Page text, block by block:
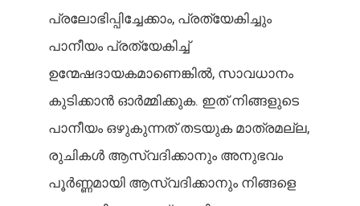
പ്രലോഭിപ്പിച്ചേക്കാം, പ്രത്യേകിച്ചും
പാനീയം പ്രത്യേകിച്ച്
ഉന്മേഷദായകമാണെങ്കിൽ, സാവധാനം
കുടിക്കാൻ ഓർമ്മിക്കുക. ഇത് നിങ്ങളുടെ
പാനീയം ഒഴുകുന്നത് തടയുക മാത്രമല്ല,
രുചികൾ ആസ്വദിക്കാനും അനുഭവം
പൂർണ്ണമായി ആസ്വദിക്കാനും നിങ്ങളെ